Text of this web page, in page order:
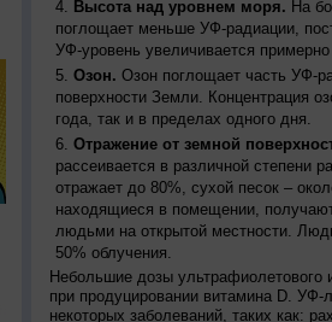
Высота над уровнем моря. На
поглощает меньше УФ-радиации,
УФ-уровень увеличивается
Озон. Озон поглощает часть УФ-
поверхности Земли. Концентрация
года, так и в пределах одного дня.
Отражение от земной
рассеивается в различной степени
отражает до 80%, сухой песок –
находящиеся в помещении,
людьми на открытой местности.
50% облучения.
Небольшие дозы ультрафиолетового
при продуцировании витамина D.
некоторых заболеваний, таких как: